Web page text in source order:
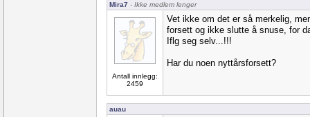
Mira7 - Ikke medlem lenger
Antall innlegg:
2459
Vet ikke om det er så merkelig,
forsett og ikke slutte å snuse, for
Iflg seg selv...!!!
Har du noen nyttårsforsett?
auau